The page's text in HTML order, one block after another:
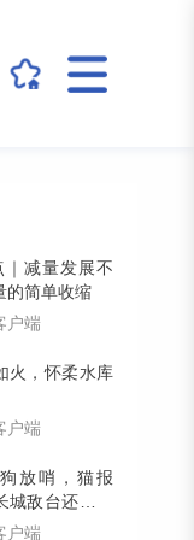
减量发展不
的简单收缩
户端
火，怀柔水库
户端
放哨，猫报
城敌台还藏着
守军团（留言
户端